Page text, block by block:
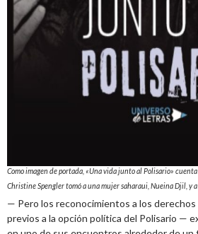
Como imagen de portada, «Una vida junto al Polisario»
Christine Spengler tomó a una mujer saharaui, Nueina Djil, y
— Pero los reconocimientos a los derechos
previos a la opción política del Polisario —